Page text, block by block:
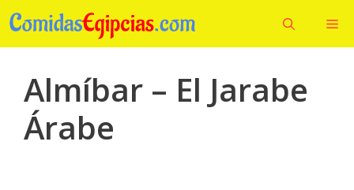
Saltar
al
contenido
Almíbar – El Jarabe
Árabe